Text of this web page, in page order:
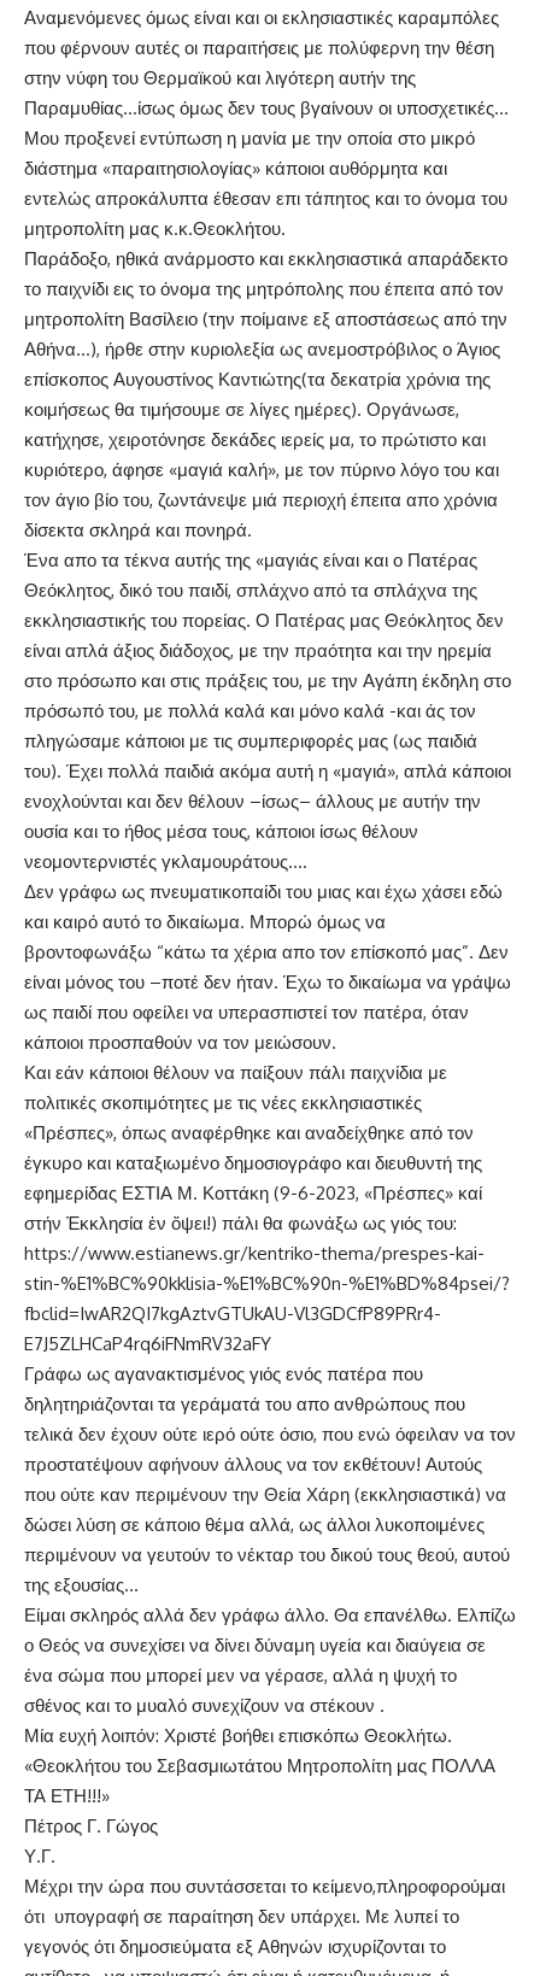
Αναμενόμενες όμως είναι και οι εκλησιαστικές καραμπόλες
που φέρνουν αυτές οι παραιτήσεις με πολύφερνη την θέση
στην νύφη του Θερμαϊκού και λιγότερη αυτήν της
Παραμυθίας…ίσως όμως δεν τους βγαίνουν οι υποσχετικές…
Μου προξενεί εντύπωση η μανία με την οποία στο μικρό
διάστημα «παραιτησιολογίας» κάποιοι αυθόρμητα και
εντελώς απροκάλυπτα έθεσαν επι τάπητος και το όνομα του
μητροπολίτη μας κ.κ.Θεοκλήτου.
Παράδοξο, ηθικά ανάρμοστο και εκκλησιαστικά απαράδεκτο
το παιχνίδι εις το όνομα της μητρόπολης που έπειτα από τον
μητροπολίτη Βασίλειο (την ποίμαινε εξ αποστάσεως από την
Αθήνα…), ήρθε στην κυριολεξία ως ανεμοστρόβιλος ο Άγιος
επίσκοπος Αυγουστίνος Καντιώτης(τα δεκατρία χρόνια της
κοιμήσεως θα τιμήσουμε σε λίγες ημέρες). Οργάνωσε,
κατήχησε, χειροτόνησε δεκάδες ιερείς μα, το πρώτιστο και
κυριότερο, άφησε «μαγιά καλή», με τον πύρινο λόγο του και
τον άγιο βίο του, ζωντάνεψε μιά περιοχή έπειτα απο χρόνια
δίσεκτα σκληρά και πονηρά.
Ένα απο τα τέκνα αυτής της «μαγιάς είναι και ο Πατέρας
Θεόκλητος, δικό του παιδί, σπλάχνο από τα σπλάχνα της
εκκλησιαστικής του πορείας. Ο Πατέρας μας Θεόκλητος δεν
είναι απλά άξιος διάδοχος, με την πραότητα και την ηρεμία
στο πρόσωπο και στις πράξεις του, με την Αγάπη έκδηλη στο
πρόσωπό του, με πολλά καλά και μόνο καλά -και άς τον
πληγώσαμε κάποιοι με τις συμπεριφορές μας (ως παιδιά
του). Έχει πολλά παιδιά ακόμα αυτή η «μαγιά», απλά κάποιοι
ενοχλούνται και δεν θέλουν –ίσως– άλλους με αυτήν την
ουσία και το ήθος μέσα τους, κάποιοι ίσως θέλουν
νεομοντερνιστές γκλαμουράτους….
Δεν γράφω ως πνευματικοπαίδι του μιας και έχω χάσει εδώ
και καιρό αυτό το δικαίωμα. Μπορώ όμως να
βροντοφωνάξω “κάτω τα χέρια απο τον επίσκοπό μας”. Δεν
είναι μόνος του –ποτέ δεν ήταν. Έχω το δικαίωμα να γράψω
ως παιδί που οφείλει να υπερασπιστεί τον πατέρα, όταν
κάποιοι προσπαθούν να τον μειώσουν.
Και εάν κάποιοι θέλουν να παίξουν πάλι παιχνίδια με
πολιτικές σκοπιμότητες με τις νέες εκκλησιαστικές
«Πρέσπες», όπως αναφέρθηκε και αναδείχθηκε από τον
έγκυρο και καταξιωμένο δημοσιογράφο και διευθυντή της
εφημερίδας ΕΣΤΙΑ Μ. Κοττάκη (9-6-2023, «Πρέσπες» καί
στήν Ἐκκλησία ἐν ὄψει!) πάλι θα φωνάξω ως γιός του:
https://www.estianews.gr/kentriko-thema/prespes-kai-
stin-%E1%BC%90kklisia-%E1%BC%90n-%E1%BD%84psei/?
fbclid=IwAR2QI7kgAztvGTUkAU-Vl3GDCfP89PRr4-
E7J5ZLHCaP4rq6iFNmRV32aFY
Γράφω ως αγανακτισμένος γιός ενός πατέρα που
δηλητηριάζονται τα γεράματά του απο ανθρώπους που
τελικά δεν έχουν ούτε ιερό ούτε όσιο, που ενώ όφειλαν να τον
προστατέψουν αφήνουν άλλους να τον εκθέτουν! Αυτούς
που ούτε καν περιμένουν την Θεία Χάρη (εκκλησιαστικά) να
δώσει λύση σε κάποιο θέμα αλλά, ως άλλοι λυκοποιμένες
περιμένουν να γευτούν το νέκταρ του δικού τους θεού, αυτού
της εξουσίας…
Είμαι σκληρός αλλά δεν γράφω άλλο. Θα επανέλθω. Ελπίζω
ο Θεός να συνεχίσει να δίνει δύναμη υγεία και διαύγεια σε
ένα σώμα που μπορεί μεν να γέρασε, αλλά η ψυχή το
σθένος και το μυαλό συνεχίζουν να στέκουν .
Μία ευχή λοιπόν: Χριστέ βοήθει επισκόπω Θεοκλήτω.
«Θεοκλήτου του Σεβασμιωτάτου Μητροπολίτη μας ΠΟΛΛΑ
ΤΑ ΕΤΗ!!!»
Πέτρος Γ. Γώγος
Υ.Γ.
Μέχρι την ώρα που συντάσσεται το κείμενο,πληροφορούμαι
ότι υπογραφή σε παραίτηση δεν υπάρχει. Με λυπεί το
γεγονός ότι δημοσιεύματα εξ Αθηνών ισχυρίζονται το